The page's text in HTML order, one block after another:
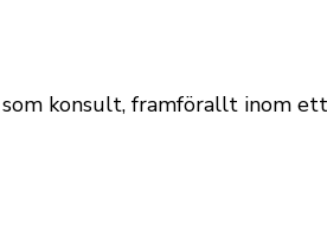
konsult, framförallt inom